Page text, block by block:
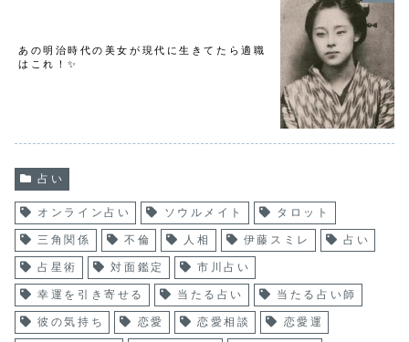
あの明治時代の美女が現代に生きてたら適職
はこれ！✨
占い
オンライン占い ソウルメイト タロット
三角関係 不倫 人相 伊藤スミレ 占い
占星術 対面鑑定 市川占い
幸運を引き寄せる 当たる占い 当たる占い師
彼の気持ち 恋愛 恋愛相談 恋愛運